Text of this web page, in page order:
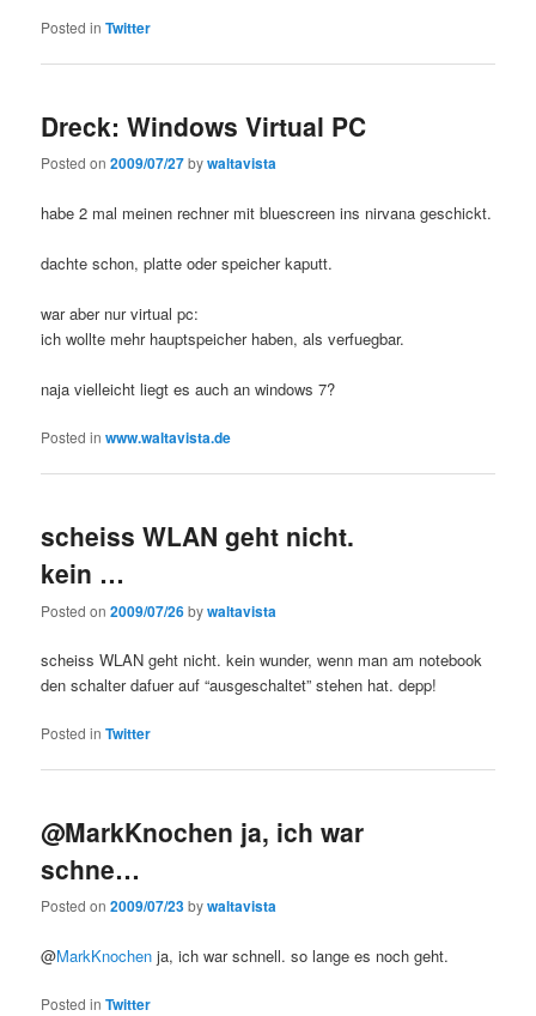
Posted in Twitter
Dreck: Windows Virtual PC
Posted on2009/07/27bywaltavista
habe 2 mal meinen rechner mit bluescreen ins nirvana geschickt.
dachte schon, platte oder speicher kaputt.
war aber nur virtual pc:
ich wollte mehr hauptspeicher haben, als verfuegbar.
naja vielleicht liegt es auch an windows 7?
Posted in www.waltavista.de
scheiss WLAN geht nicht.
kein …
Posted on2009/07/26bywaltavista
scheiss WLAN geht nicht. kein wunder, wenn man am notebook
den schalter dafuer auf “ausgeschaltet” stehen hat. depp!
Posted in Twitter
@MarkKnochen ja, ich war
schne…
Posted on2009/07/23bywaltavista
@MarkKnochen ja, ich war schnell. so lange es noch geht.
Posted in Twitter